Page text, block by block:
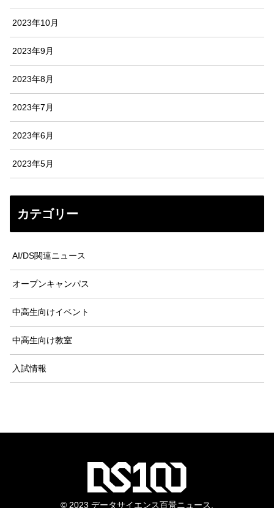
2023年10月
2023年9月
2023年8月
2023年7月
2023年6月
2023年5月
カテゴリー
AI/DS関連ニュース
オープンキャンパス
中高生向けイベント
中高生向け教室
入試情報
© 2023 データサイエンス百景ニュース.